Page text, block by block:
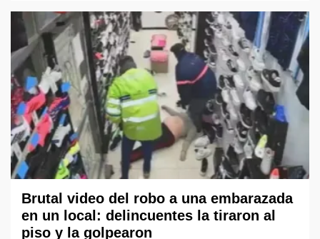
Brutal video del robo a una embarazada
en un local: delincuentes la tiraron al
piso y la golpearon